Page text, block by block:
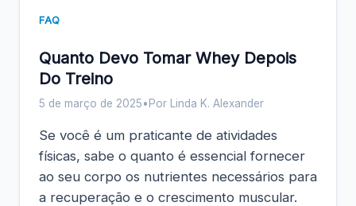
FAQ
Quanto Devo Tomar Whey Depois
Do Treino
5 de março de 2025• Por Linda K. Alexander
Se você é um praticante de atividades
físicas, sabe o quanto é essencial fornecer
ao seu corpo os nutrientes necessários para
a recuperação e o crescimento muscular.